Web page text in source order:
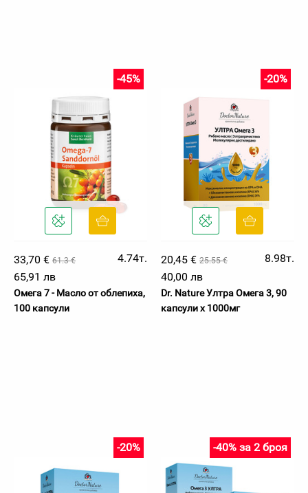
33,70 € 61.3 €
-45%
4.74т.
65,91 лв
Омега 7 - Масло от облепиха,
100 капсули
20,45 € 25.55 €
-20%
8.98т.
40,00 лв
Dr. Nature Ултра Омега 3, 90
капсули х 1000мг
-20% -40% за 2 броя